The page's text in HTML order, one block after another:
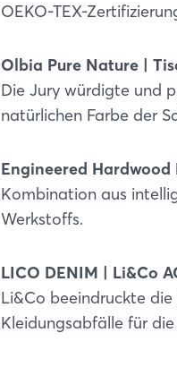
OEKO-TEX-
Olbia Pure Nature |
Die Jury würdigte und
natürlichen Farbe der
Engineered
Kombination aus
Werkstoffs.
LICO DENIM | Li&Co
Li&Co beeindruckte
Kleidungsabfälle für